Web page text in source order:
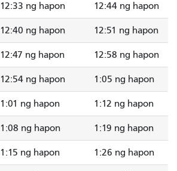
12:33 ng hapon 12:44 ng hapon
12:40 ng hapon 12:51 ng hapon
12:47 ng hapon 12:58 ng hapon
12:54 ng hapon 1:05 ng hapon
1:01 ng hapon 1:12 ng hapon
1:08 ng hapon 1:19 ng hapon
1:15 ng hapon 1:26 ng hapon